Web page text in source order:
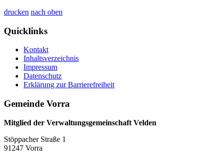
drucken nach oben
Quicklinks
Kontakt
Inhaltsverzeichnis
Impressum
Datenschutz
Erklärung zur Barrierefreiheit
Gemeinde Vorra
Mitglied der Verwaltungsgemeinschaft Velden
Stöppacher Straße 1
91247 Vorra